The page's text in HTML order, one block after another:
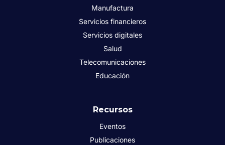
Manufactura
Servicios financieros
Servicios digitales
Salud
Telecomunicaciones
Educación
Recursos
Eventos
Publicaciones